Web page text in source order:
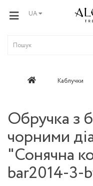
UA
Каблучки
Обручка з
чорними
"Сонячна
bar2014-3-